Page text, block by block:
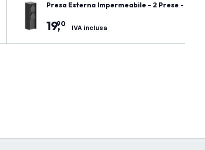
Presa Esterna Impermeabile - 2 Prese - IP44
19,
90 IVA inclusa